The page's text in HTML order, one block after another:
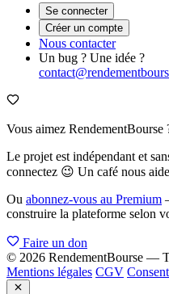
Se connecter
Créer un compte
Nous contacter
Un bug ? Une idée ?
Vous aimez RendementBourse
Le projet est indépendant et
connectez 😉 Un café nous
Ou abonnez-vous au Premium
construire la plateforme selon
Faire un don
© 2026 RendementBourse —
Mentions légales CGV